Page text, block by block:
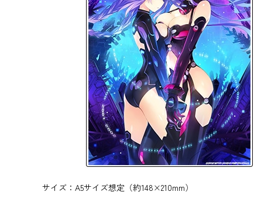
サイズ：A5サイズ想定（約148×210mm）